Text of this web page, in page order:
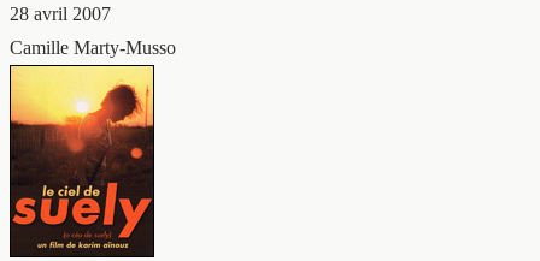
28 avril 2007
Camille Marty-Musso